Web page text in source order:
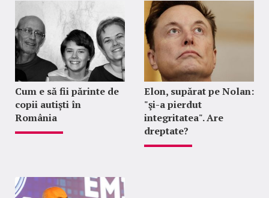
Cum e să fii părinte de
copii autiști în
România
Elon, supărat pe Nolan:
"şi-a pierdut
integritatea". Are
dreptate?